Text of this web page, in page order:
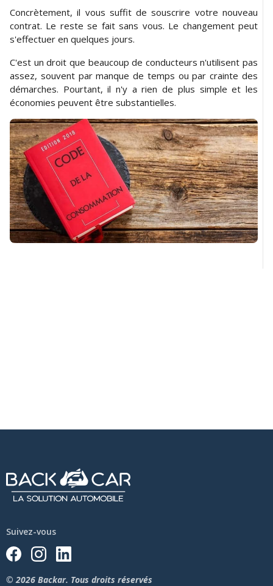
Concrètement, il vous suffit de souscrire votre nouveau
contrat. Le reste se fait sans vous. Le changement peut
s'effectuer en quelques jours.
C'est un droit que beaucoup de conducteurs n'utilisent pas
assez, souvent par manque de temps ou par crainte des
démarches. Pourtant, il n'y a rien de plus simple et les
économies peuvent être substantielles.
Suivez-vous
© 2026 Backar. Tous droits réservés